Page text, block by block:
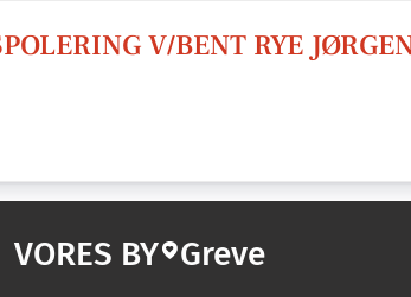
V/BENT RYE
VORES BY Greve